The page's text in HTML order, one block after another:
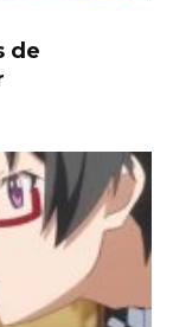
de